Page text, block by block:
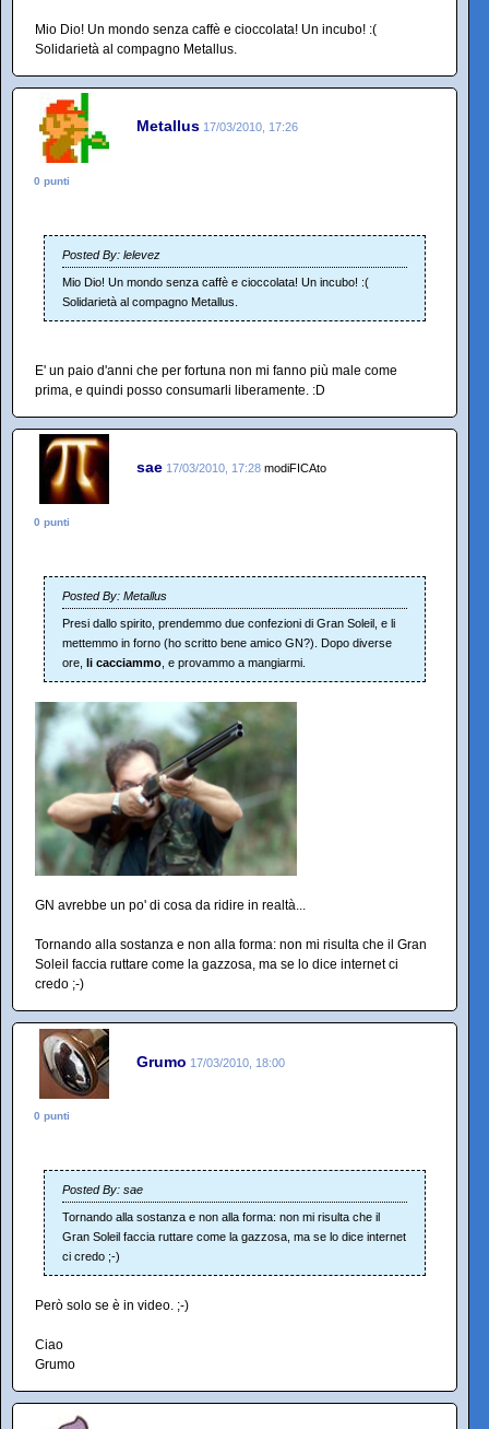
Mio Dio! Un mondo senza caffè e cioccolata! Un incubo! :(
Solidarietà al compagno Metallus.
Metallus 17/03/2010, 17:26
0 punti
Posted By: lelevez
Mio Dio! Un mondo senza caffè e cioccolata! Un incubo! :(
Solidarietà al compagno Metallus.
E' un paio d'anni che per fortuna non mi fanno più male come
prima, e quindi posso consumarli liberamente. :D
sae 17/03/2010, 17:28 modiFICAto
0 punti
Posted By: Metallus
Presi dallo spirito, prendemmo due confezioni di Gran Soleil, e li
mettemmo in forno (ho scritto bene amico GN?). Dopo diverse
ore, li cacciammo , e provammo a mangiarmi.
GN avrebbe un po' di cosa da ridire in realtà...
Tornando alla sostanza e non alla forma: non mi risulta che il Gran
Soleil faccia ruttare come la gazzosa, ma se lo dice internet ci
credo ;-)
Grumo 17/03/2010, 18:00
0 punti
Posted By: sae
Tornando alla sostanza e non alla forma: non mi risulta che il
Gran Soleil faccia ruttare come la gazzosa, ma se lo dice internet
ci credo ;-)
Però solo se è in video. ;-)
Ciao
Grumo